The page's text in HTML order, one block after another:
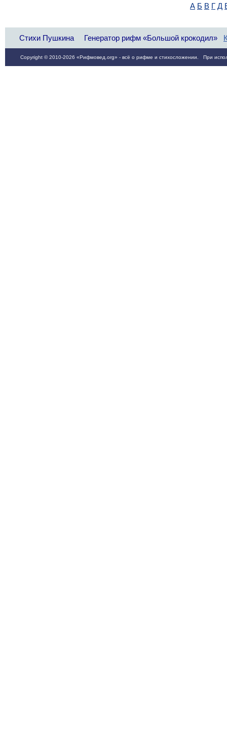
А Б В Г Д
Стихи Пушкина Генератор рифм «Большой крокодил»
Copyright © 2010-2026 «Рифмовед.org» - всё о рифме и стихосложении. При